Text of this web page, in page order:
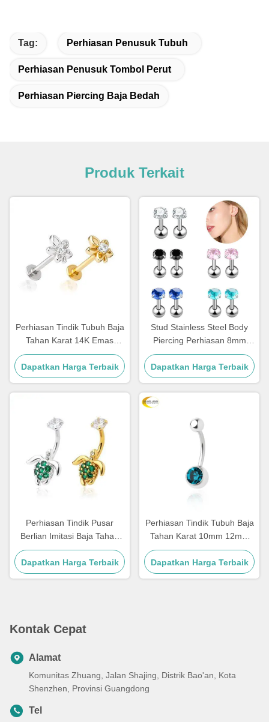
Tag: Perhiasan Penusuk Tubuh
Perhiasan Penusuk Tombol Perut
Perhiasan Piercing Baja Bedah
Produk Terkait
Perhiasan Tindik Tubuh Baja
Tahan Karat 14K Emas
Labret Lip Piercing Jewelry
1.2mm
Dapatkan Harga Terbaik
Stud Stainless Steel Body
Piercing Perhiasan 8mm
piercing telinga Perhiasan
dengan Crystal
Dapatkan Harga Terbaik
Perhiasan Tindik Pusar
Berlian Imitasi Baja Tahan
Karat 10mm 12mm
Dapatkan Harga Terbaik
Perhiasan Tindik Tubuh Baja
Tahan Karat 10mm 12mm
Unisex Cincin Pusar Baja
Bedah
Dapatkan Harga Terbaik
Kontak Cepat
Alamat
Komunitas Zhuang, Jalan Shajing, Distrik Bao'an, Kota
Shenzhen, Provinsi Guangdong
Tel